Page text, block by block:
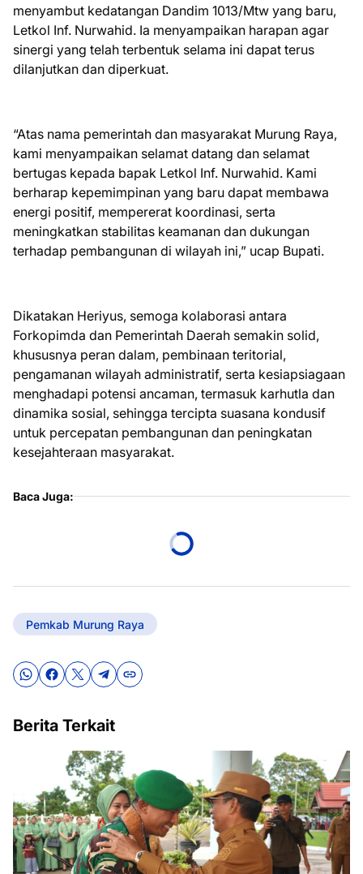
menyambut kedatangan Dandim 1013/Mtw yang baru,
Letkol Inf. Nurwahid. Ia menyampaikan harapan agar
sinergi yang telah terbentuk selama ini dapat terus
dilanjutkan dan diperkuat.
“Atas nama pemerintah dan masyarakat Murung Raya,
kami menyampaikan selamat datang dan selamat
bertugas kepada bapak Letkol Inf. Nurwahid. Kami
berharap kepemimpinan yang baru dapat membawa
energi positif, mempererat koordinasi, serta
meningkatkan stabilitas keamanan dan dukungan
terhadap pembangunan di wilayah ini,” ucap Bupati.
Dikatakan Heriyus, semoga kolaborasi antara
Forkopimda dan Pemerintah Daerah semakin solid,
khususnya peran dalam, pembinaan teritorial,
pengamanan wilayah administratif, serta kesiapsiagaan
menghadapi potensi ancaman, termasuk karhutla dan
dinamika sosial, sehingga tercipta suasana kondusif
untuk percepatan pembangunan dan peningkatan
kesejahteraan masyarakat.
Baca Juga:
Pemkab Murung Raya
Berita Terkait